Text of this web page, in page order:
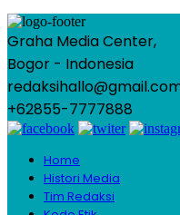
Graha Media Center,
Bogor - Indonesia
+62855-7777888
Home
Histori Media
Tim Redaksi